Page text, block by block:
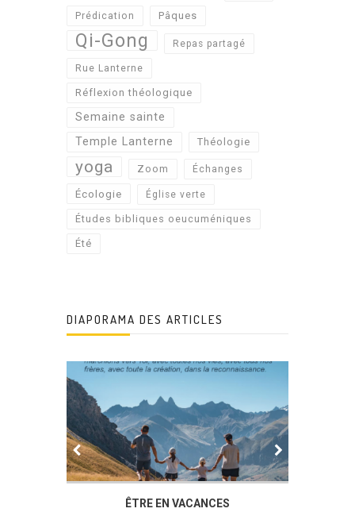
Prédication Pâques
Qi-Gong Repas partagé
Rue Lanterne
Réflexion théologique
Semaine sainte
Temple Lanterne
Théologie
yoga Zoom Échanges
Écologie Église verte
Études bibliques oeucuméniques
Été
DIAPORAMA DES ARTICLES
ÊTRE EN VACANCES